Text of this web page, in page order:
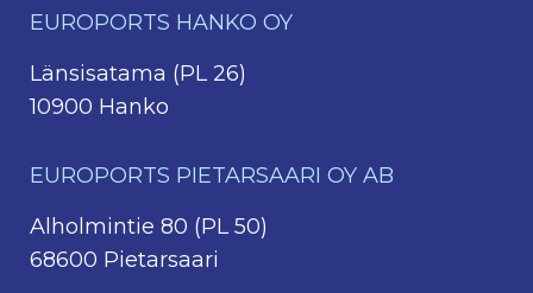
EUROPORTS HANKO OY
Länsisatama (PL 26)
10900 Hanko
EUROPORTS PIETARSAARI OY AB
Alholmintie 80 (PL 50)
68600 Pietarsaari